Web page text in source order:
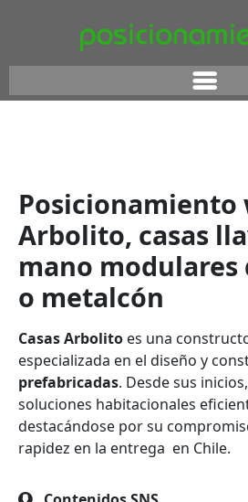
Posicionamiento
Arbolito, casas
mano modulares
o metalcón
Casas Arbolito es una
especializada en el diseño y
prefabricadas. Desde sus
soluciones habitacionales
destacándose por su
rapidez en la entrega en Chile.